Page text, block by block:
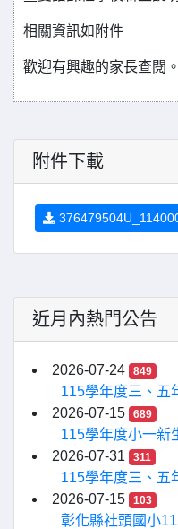
相關資訊如附件
歡迎有興趣的家長查閱。
附件下載
近月內熱門公告
2026-07-24 849
115學年度三、五
2026-07-15
689
115學年度小一新
2026-07-31
311
115學年度三、五
2026-07-15
103
彰化縣社頭國小